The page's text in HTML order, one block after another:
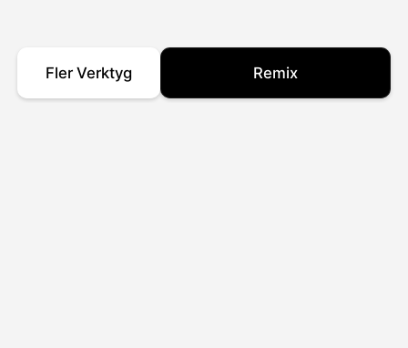
Fler Verktyg Remix